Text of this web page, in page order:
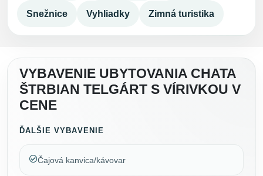
Snežnice Vyhliadky Zimná turistika
VYBAVENIE UBYTOVANIA CHATA
ŠTRBIAN TELGÁRT S VÍRIVKOU V
CENE
ĎALŠIE VYBAVENIE
Čajová kanvica/kávovar